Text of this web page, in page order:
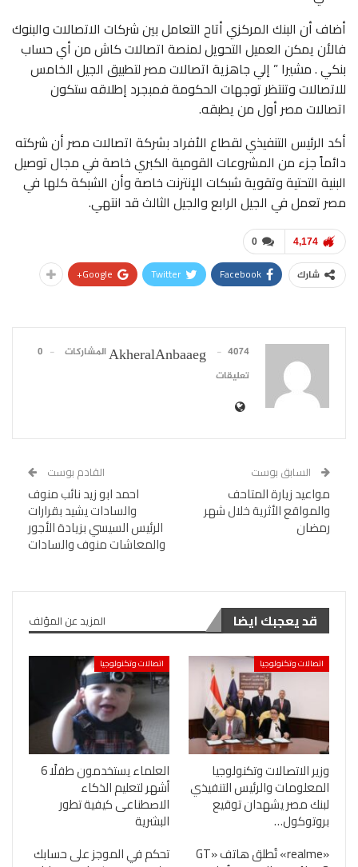
أضاف أن البنك المركزي أتاح التعامل بين شركات الاتصالات والبنوك
فالأن يمكن العميل التحويل لمنصة اتصالات كاش من أي حساب
بنكي . مشيرا ” إلي جاهزية اتصالات مصر لتطبيق الجيل الخامس
للاتصالات وتنتظر توجهات الحكومة فمبجرد إطلاقه ستكون
اتصالات مصر أول من يطبقه.
أكد الرئيس التنفيذي لقطاع الأفراد بشركة اتصالات مصر أن شركته
دائماً جزء من المشروعات القومية الكبري خاصة في مجال توصيل
البنية التحتية وتقوية شبكات الإنترنت خاصة وأن الشبكة كلها في
مصر تعمل في الجيل الرابع والجيل الثالث قد انتهي.
0 4,174
شارك Facebook
Twitter
Google+
AkheralAnbaaeg 4074 المشاركات
0
تعليقات
السابق بوست
مواعيد زيارة المتاحف
والمواقع الأثرية خلال شهر
رمضان
القادم بوست
احمد ابو زيد نائب منوف
والسادات يشيد بقرارات
الرئيس السيسي بزيادة الأجور
والمعاشات منوف والسادات
قد يعجبك ايضا المزيد عن المؤلف
اتصالات وتكنولوجيا
وزير الاتصالات وتكنولوجيا
المعلومات والرئيس التنفيذي
لبنك مصر يشهدان توقيع
بروتوكول…
اتصالات وتكنولوجيا
العلماء يستخدمون طفلًا 6
أشهر لتعليم الذكاء
الاصطناعى كيفية تطور
البشرية
«realme» تُطلق هاتف «GT
تحكم في الموجز على حسابك